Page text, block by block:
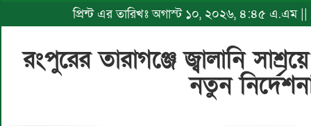
প্রিন্ট এর তারিখঃ অগাস্ট ১০, ২০২৬, ৪:৪৫ এ.এম
রংপুরের তারাগঞ্জে জ্বালানি
নতুন